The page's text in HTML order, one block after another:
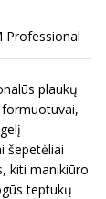
Professional
plaukų
šepetėliai
kiti manikiūro
teptukų